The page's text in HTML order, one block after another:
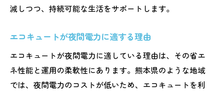
減しつつ、持続可能な生活をサポートします。
エコキュートが夜間電力に適する理由
エコキュートが夜間電力に適している理由は、その省エ
ネ性能と運用の柔軟性にあります。熊本県のような地域
では、夜間電力のコストが低いため、エコキュートを利